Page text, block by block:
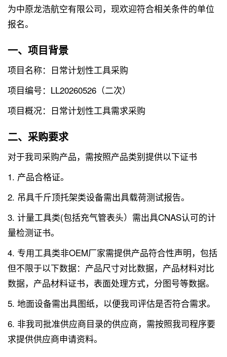
为中原龙浩航空有限公司，现欢迎符合相关条件的单位
报名。
一、项目背景
项目名称：日常计划性工具采购
项目编号：LL20260526（二次）
项目概况：日常计划性工具需求采购
二、采购要求
对于我司采购产品，需按照产品类别提供以下证书
1. 产品合格证。
2. 吊具千斤顶托架类设备需出具载荷测试报告。
3. 计量工具类(包括充气管表头）需出具CNAS认可的计
量检测证书。
4. 专用工具类非OEM厂家需提供产品符合性声明，包括
但不限于以下数据：产品尺寸对比数据，产品材料对比
数据，产品材料证书，表面处理方式，分图号等数据。
5. 地面设备需出具图纸，以便我司评估是否符合需求。
6. 非我司批准供应商目录的供应商，需按照我司程序要
求提供供应商申请资料。